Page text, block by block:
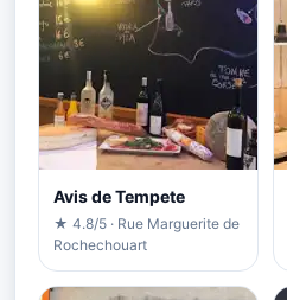
Avis de Tempete
★ 4.8/5 · Rue Marguerite de
Rochechouart